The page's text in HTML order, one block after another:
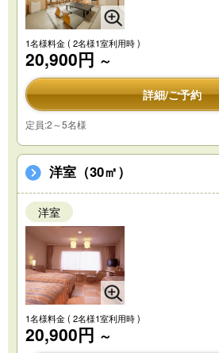
1名様料金( 2名様1室利用時 )
20,900円 ～
詳細/ご予約
定員:2～5名様
洋室（30㎡）
洋室
1名様料金( 2名様1室利用時 )
20,900円 ～